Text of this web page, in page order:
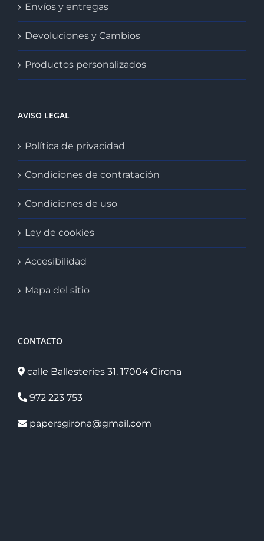
Envíos y entregas
Devoluciones y Cambios
Productos personalizados
AVISO LEGAL
Política de privacidad
Condiciones de contratación
Condiciones de uso
Ley de cookies
Accesibilidad
Mapa del sitio
CONTACTO
calle Ballesteries 31. 17004 Girona
972 223 753
papersgirona@gmail.com